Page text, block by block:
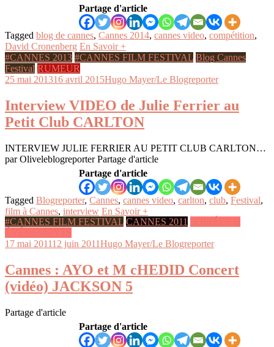
Partage d'article
Tagged blog de cannes, Cannes 2014, cannes video, compétition,
David Cronenberg En Savoir +
#CANNES 2013 #CANNES FILM FESTIVAL Blog Cannes
Festival RUMEUR
25 mai 201316 avril 2015Hugo Mayer/Le Blogreporter
Interview VIDEO de Julie Ferrier au
Petit Club CARLTON
INTERVIEW JULIE FERRIER AU PETIT CLUB CARLTON…
par Oliveleblogreporter Partage d'article
Partage d'article
Tagged Blogreporter, Cannes, cannes video, carlton, club, Festival,
film à Cannes, interview En Savoir +
#CANNES FILM FESTIVAL CANNES 2011 SOIRÉES &
ÉVÉNEMENTS
17 mai 201112 juin 2011Hugo Mayer/Le Blogreporter
Cannes : AYO et M cHEDID Concert
(vidéo) JACKSON 5
Partage d'article
Partage d'article